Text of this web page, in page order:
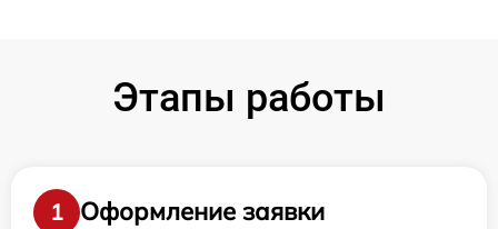
Этапы работы
1
Оформление заявки